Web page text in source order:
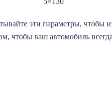
эти параметры, чтобы
чтобы ваш автомобиль